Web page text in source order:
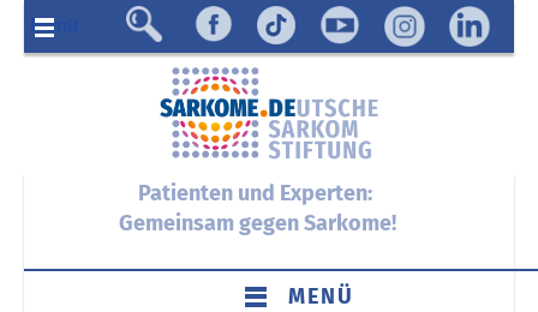
Menü
Patienten und Experten:
Gemeinsam gegen Sarkome!
MENÜ